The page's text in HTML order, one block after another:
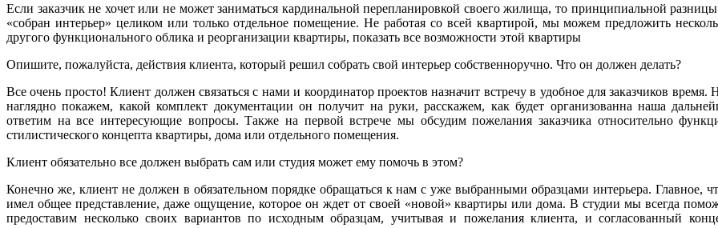
Если заказчик не хочет или не может заниматься кардинальной перепланировкой своего жилища, то принципиальной разницы
«собран интерьер» целиком или только отдельное помещение. Не работая со всей квартирой, мы можем предложить
другого функционального облика и реорганизации квартиры, показать все возможности этой квартиры
Опишите, пожалуйста, действия клиента, который решил собрать свой интерьер собственноручно. Что он должен делать?
Все очень просто! Клиент должен связаться с нами и координатор проектов назначит встречу в удобное для заказчиков время.
наглядно покажем, какой комплект документации он получит на руки, расскажем, как будет организованна наша
ответим на все интересующие вопросы. Также на первой встрече мы обсудим пожелания заказчика относительно
стилистического концепта квартиры, дома или отдельного помещения.
Клиент обязательно все должен выбрать сам или студия может ему помочь в этом?
Конечно же, клиент не должен в обязательном порядке обращаться к нам с уже выбранными образцами интерьера. Главное,
имел общее представление, даже ощущение, которое он ждет от своей «новой» квартиры или дома. В студии мы всегда
предоставим несколько своих вариантов по исходным образцам, учитывая и пожелания клиента, и согласованный